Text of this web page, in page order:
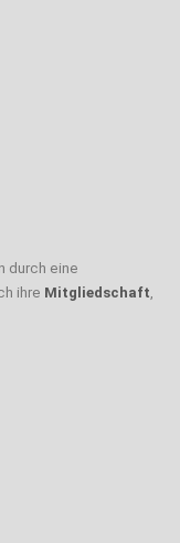
durch eine
ihre Mitgliedschaft,